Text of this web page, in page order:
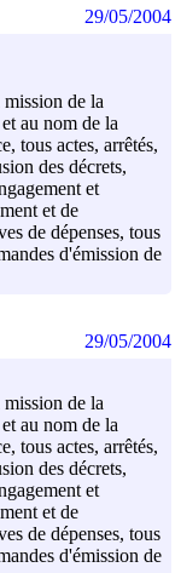
de la
au nom de la
tous actes, arrêtés,
des décrets,
et
et de
de dépenses, tous
d'émission de
29/05/2004
de la
au nom de la
tous actes, arrêtés,
des décrets,
et
et de
de dépenses, tous
d'émission de
29/05/2004